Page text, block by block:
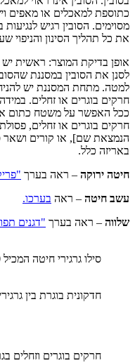
כתוספת למאכלים או מאפים
מסוימים. הסובין רגיש
את כל תהליך הסינון והניפוי
אופן בדיקת המוצר: ראשית
לסנן את הסובין במסננת
למטה. מתחת המסננת יש
חרקים בוגרים או זחלים.
ככל האפשר על משטח כתום או
חרקים בוגרים או זחלים,
הנמצאת שם], או קורים ושאר
באריזה כלל.
חיטה ירוקה – ראה בערך
עשב חיטה – ראה בערכו.
שלווה – ראה בערך "דגנים
סילו גרגירי חיטה המכיל 300 טון
חדקונית בוגרת בין
חרקים בוגרים וזחלים